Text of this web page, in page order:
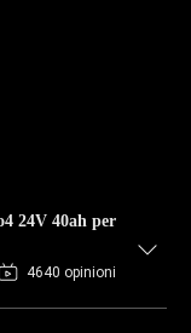
24V 40ah per
4640 opinioni